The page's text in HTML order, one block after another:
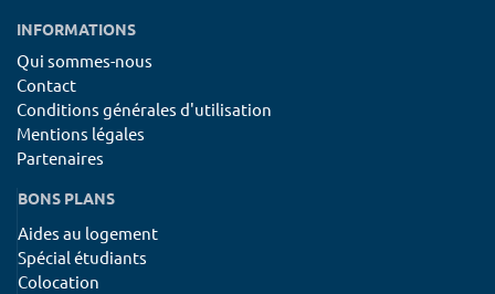
INFORMATIONS
Qui sommes-nous
Contact
Conditions générales d'utilisation
Mentions légales
Partenaires
BONS PLANS
Aides au logement
Spécial étudiants
Colocation